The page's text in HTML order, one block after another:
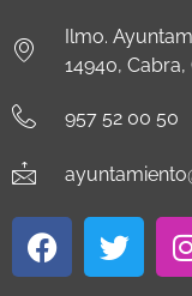
Ilmo.
14940,
957 52 00 50